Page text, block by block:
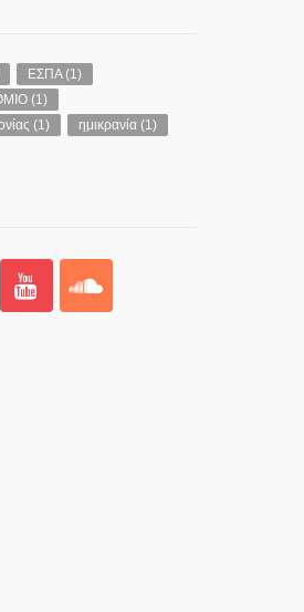
ΕΣΠΑ(1)
(1)
(1) ημικρανία(1)